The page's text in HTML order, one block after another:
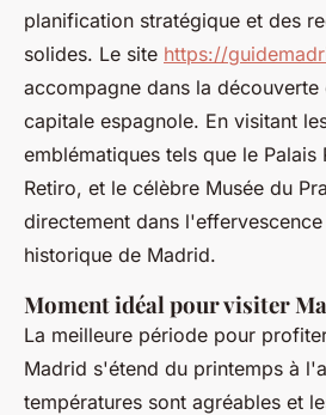
planification stratégique et des
solides. Le site https://
accompagne dans la
capitale espagnole. En visitant
emblématiques tels que le Palais
Retiro, et le célèbre Musée du
directement dans
historique de Madrid.
Moment idéal pour visiter
La meilleure période pour
Madrid s'étend du printemps à
températures sont agréables et